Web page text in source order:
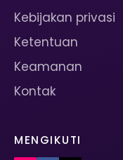
Kebijakan privasi
Ketentuan
Keamanan
Kontak
MENGIKUTI